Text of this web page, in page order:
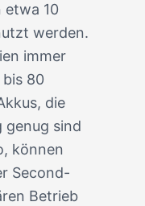
etwa 10
werden.
immer
80
die
genug sind
können
Second-
Betrieb